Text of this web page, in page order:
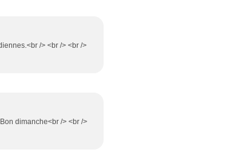
/> <br /> <br />
dimanche<br /> <br />